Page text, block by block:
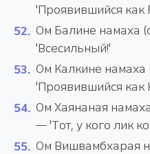
'Проявившийся как
Ом Балине намаха
'Всесильный!'
Ом Калкине
'Проявившийся как
Ом Хаянаная
— 'Тот, у кого лик
Ом Вишвамбхарая